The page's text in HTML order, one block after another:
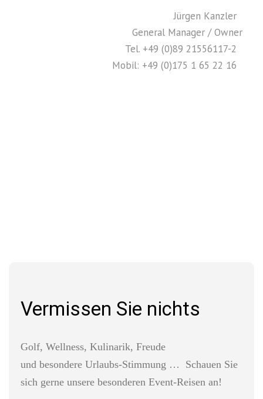
Jürgen Kanzler
General Manager / Owner
Tel. +49 (0)89 21556117-2
Mobil: +49 (0)175 1 65 22 16
Vermissen Sie nichts
Golf, Wellness, Kulinarik, Freude
und besondere Urlaubs-Stimmung … Schauen Sie
sich gerne unsere besonderen Event-Reisen an!